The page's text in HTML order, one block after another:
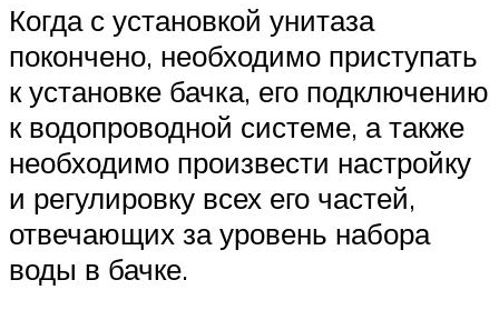
Когда с установкой унитаза
покончено, необходимо приступать
к установке бачка, его подключению
к водопроводной системе, а также
необходимо произвести настройку
и регулировку всех его частей,
отвечающих за уровень набора
воды в бачке.